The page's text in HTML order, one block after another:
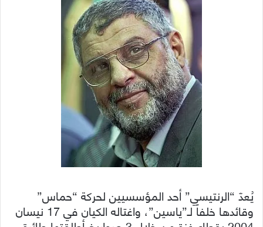
يُعدّ “الرنتيسي” أحد المؤسسيين لحركة “حماس”
وقائدها خلفاً لـ”ياسين”، واغتاله الكيان في 17 نيسان